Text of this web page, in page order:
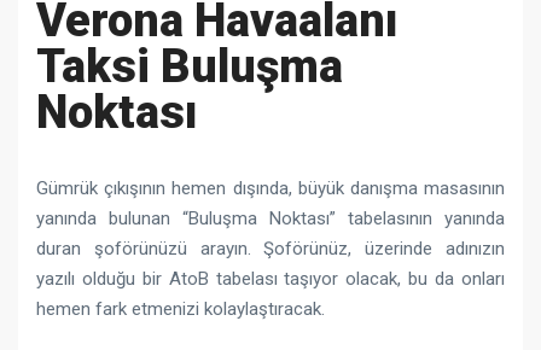
Verona Havaalanı
Taksi Buluşma
Noktası
Gümrük çıkışının hemen dışında, büyük danışma masasının
yanında bulunan “Buluşma Noktası” tabelasının yanında
duran şoförünüzü arayın. Şoförünüz, üzerinde adınızın
yazılı olduğu bir AtoB tabelası taşıyor olacak, bu da onları
hemen fark etmenizi kolaylaştıracak.